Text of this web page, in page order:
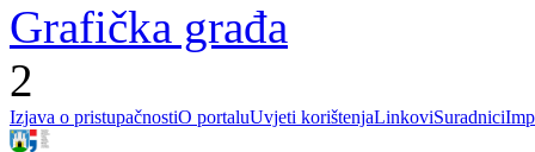
Grafička građa
2
Izjava o pristupačnostiO portaluUvjeti korištenjaLinkoviSuradnici